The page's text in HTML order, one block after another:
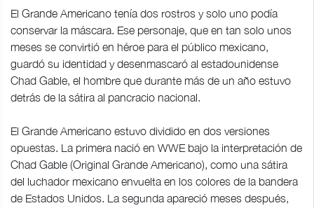
El Grande Americano tenía dos rostros y solo uno podía
conservar la máscara. Ese personaje, que en tan solo unos
meses se convirtió en héroe para el público mexicano,
guardó su identidad y desenmascaró al estadounidense
Chad Gable, el hombre que durante más de un año estuvo
detrás de la sátira al pancracio nacional.
El Grande Americano estuvo dividido en dos versiones
opuestas. La primera nació en WWE bajo la interpretación de
Chad Gable (Original Grande Americano), como una sátira
del luchador mexicano envuelta en los colores de la bandera
de Estados Unidos. La segunda apareció meses después,